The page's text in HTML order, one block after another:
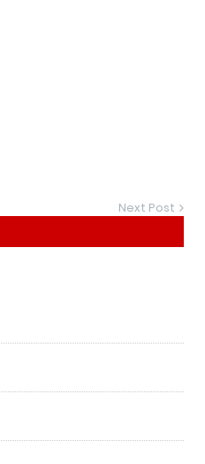
Next Post